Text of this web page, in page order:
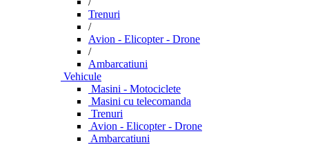
Trenuri
/
Avion - Elicopter - Drone
/
Ambarcatiuni
Vehicule
Masini - Motociclete
Masini cu telecomanda
Trenuri
Avion - Elicopter - Drone
Ambarcatiuni